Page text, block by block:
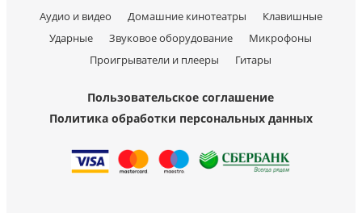
Аудио и видео Домашние кинотеатры
Клавишные
Ударные
Звуковое оборудование
Микрофоны
Проигрыватели и плееры
Гитары
Пользовательское соглашение
Политика обработки персональных данных